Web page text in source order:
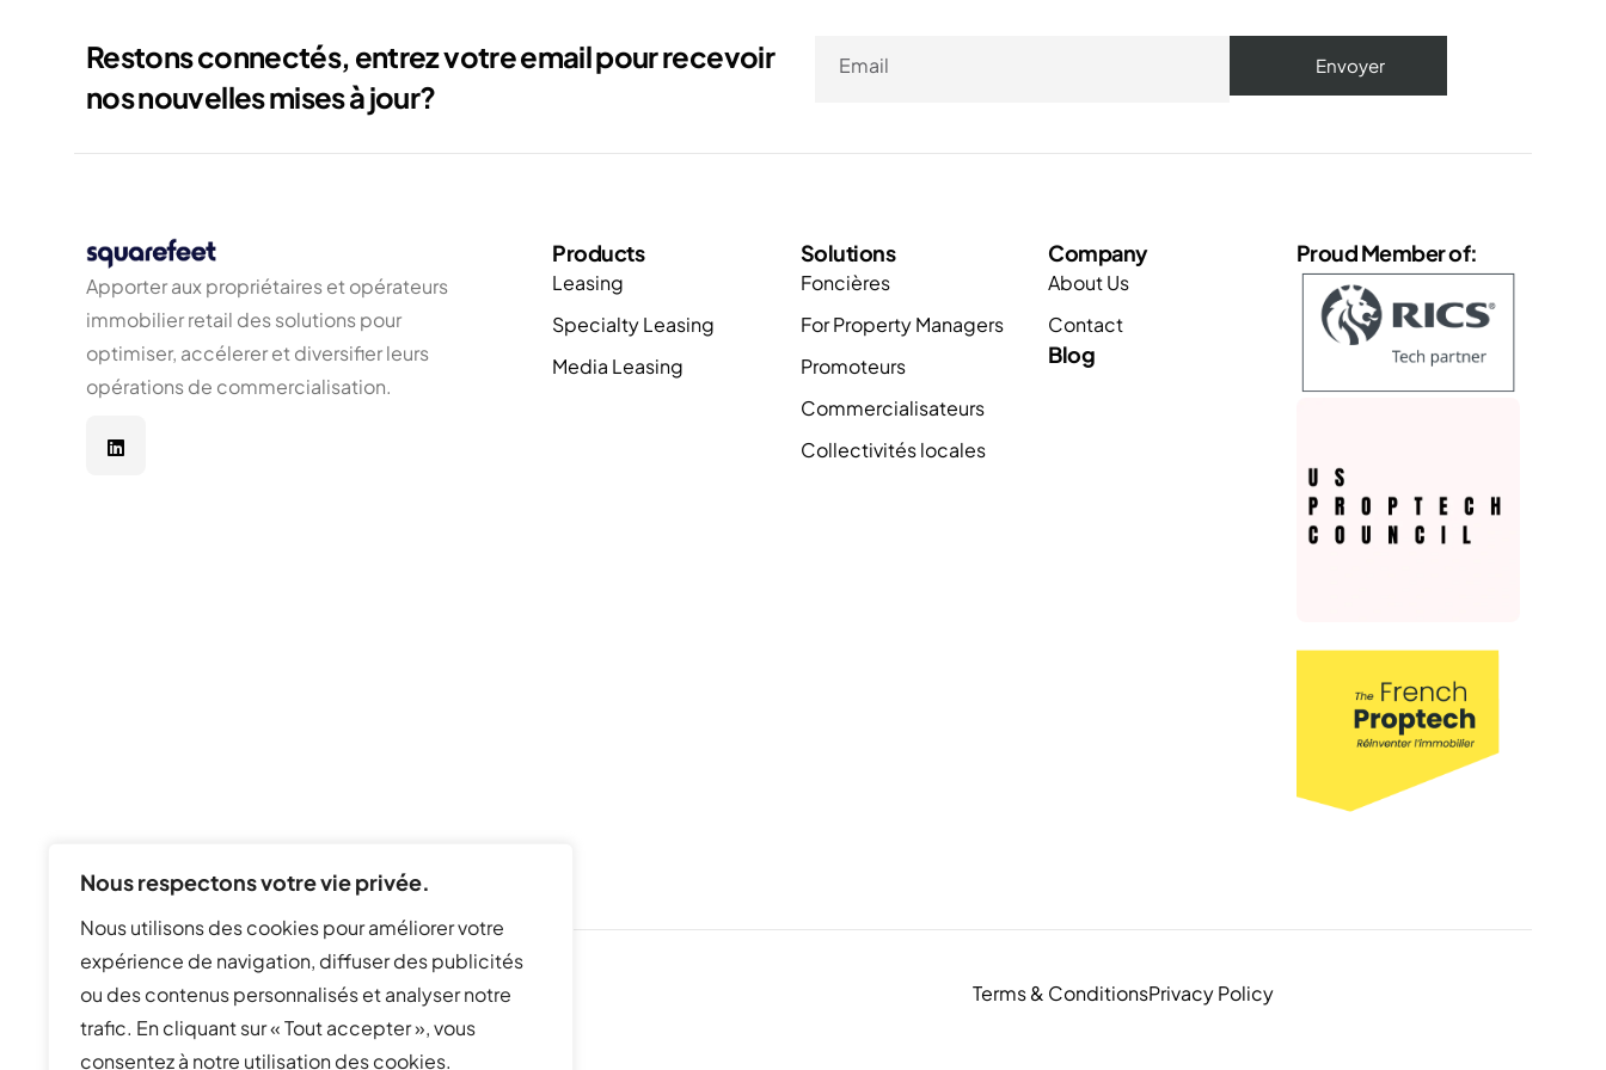
Nous respectons votre vie privée.
Nous utilisons des cookies pour améliorer votre
expérience de navigation, diffuser des publicités
ou des contenus personnalisés et analyser notre
trafic. En cliquant sur « Tout accepter », vous
consentez à notre utilisation des cookies.
Restons connectés, entrez votre email pour recevoir
nos nouvelles mises à jour?
Email
Apporter aux propriétaires et opérateurs
immobilier retail des solutions pour
optimiser, accélerer et diversifier leurs
opérations de commercialisation.
Products
Leasing
Specialty Leasing
Media Leasing
Solutions
Foncières
For Property Managers
Promoteurs
Commercialisateurs
Collectivités locales
Company
About Us
Contact
Blog
Proud Member of:
© Real Softwares. All Rights Reserved. Terms & ConditionsPrivacy Policy